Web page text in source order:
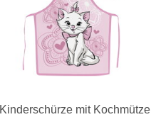
Kinderschürze mit Kochmütze